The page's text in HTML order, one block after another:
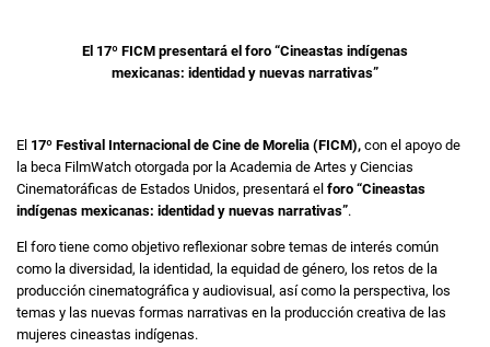
El 17º FICM presentará el foro “Cineastas indígenas
mexicanas: identidad y nuevas narrativas”
El 17º Festival Internacional de Cine de Morelia (FICM), con el apoyo de
la beca FilmWatch otorgada por la Academia de Artes y Ciencias
Cinematoráficas de Estados Unidos, presentará el foro “Cineastas
indígenas mexicanas: identidad y nuevas narrativas”.
El foro tiene como objetivo reflexionar sobre temas de interés común
como la diversidad, la identidad, la equidad de género, los retos de la
producción cinematográfica y audiovisual, así como la perspectiva, los
temas y las nuevas formas narrativas en la producción creativa de las
mujeres cineastas indígenas.